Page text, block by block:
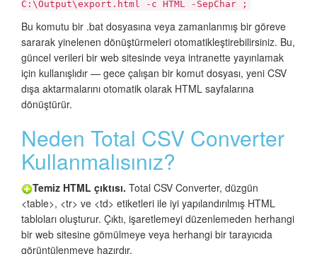
C:\Output\export.html -c HTML -SepChar ;
Bu komutu bir .bat dosyasına veya zamanlanmış bir göreve
sararak yinelenen dönüştürmeleri otomatikleştirebilirsiniz. Bu,
güncel verileri bir web sitesinde veya intranette yayınlamak
için kullanışlıdır — gece çalışan bir komut dosyası, yeni CSV
dışa aktarmalarını otomatik olarak HTML sayfalarına
dönüştürür.
Neden Total CSV Converter
Kullanmalısınız?
Temiz HTML çıktısı. Total CSV Converter, düzgün
<table>, <tr> ve <td> etiketleri ile iyi yapılandırılmış HTML
tabloları oluşturur. Çıktı, işaretlemeyi düzenlemeden herhangi
bir web sitesine gömülmeye veya herhangi bir tarayıcıda
görüntülenmeye hazırdır.